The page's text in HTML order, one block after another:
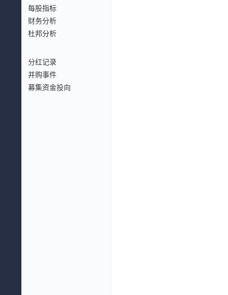
每股指标
财务分析
杜邦分析
分红记录
并购事件
募集资金投向